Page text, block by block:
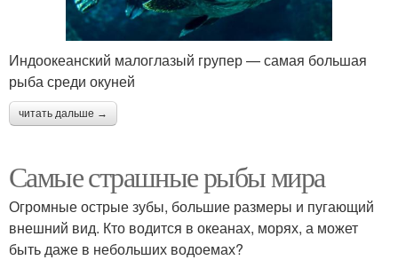
Индоокеанский малоглазый групер — самая большая
рыба среди окуней
читать дальше →
Самые страшные рыбы мира
Огромные острые зубы, большие размеры и пугающий
внешний вид. Кто водится в океанах, морях, а может
быть даже в небольших водоемах?